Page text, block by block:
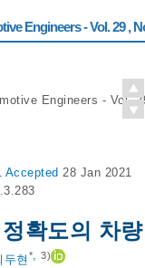
Engineers - Vol. 29 ,
Engineers - Vol.
Accepted 28 Jan 2021
확도의 차
두현 *, 3)